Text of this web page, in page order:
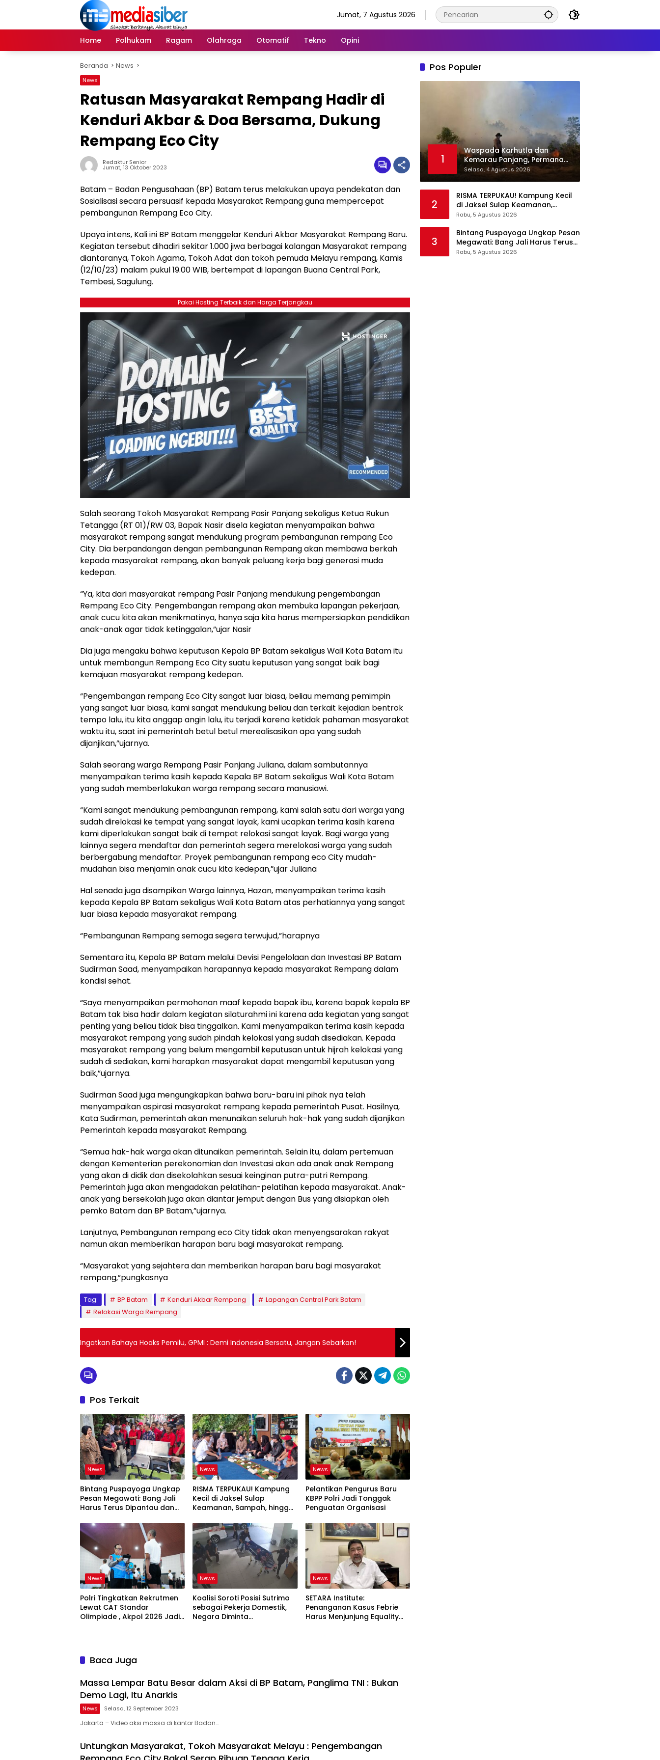
Jumat, 7 Agustus 2026
Home Polhukam Ragam Olahraga Otomatif Tekno Opini
Beranda News
News
Ratusan Masyarakat Rempang Hadir di
Kenduri Akbar & Doa Bersama, Dukung
Rempang Eco City
Redaktur Senior
Jumat, 13 Oktober 2023
Batam – Badan Pengusahaan (BP) Batam terus melakukan upaya pendekatan dan
Sosialisasi secara persuasif kepada Masyarakat Rempang guna mempercepat
pembangunan Rempang Eco City.
Upaya intens, Kali ini BP Batam menggelar Kenduri Akbar Masyarakat Rempang Baru.
Kegiatan tersebut dihadiri sekitar 1.000 jiwa berbagai kalangan Masyarakat rempang
diantaranya, Tokoh Agama, Tokoh Adat dan tokoh pemuda Melayu rempang, Kamis
(12/10/23) malam pukul 19.00 WIB, bertempat di lapangan Buana Central Park,
Tembesi, Sagulung.
Pakai Hosting Terbaik dan Harga Terjangkau
Salah seorang Tokoh Masyarakat Rempang Pasir Panjang sekaligus Ketua Rukun
Tetangga (RT 01)/RW 03, Bapak Nasir disela kegiatan menyampaikan bahwa
masyarakat rempang sangat mendukung program pembangunan rempang Eco
City. Dia berpandangan dengan pembangunan Rempang akan membawa berkah
kepada masyarakat rempang, akan banyak peluang kerja bagi generasi muda
kedepan.
“Ya, kita dari masyarakat rempang Pasir Panjang mendukung pengembangan
Rempang Eco City. Pengembangan rempang akan membuka lapangan pekerjaan,
anak cucu kita akan menikmatinya, hanya saja kita harus mempersiapkan pendidikan
anak-anak agar tidak ketinggalan,”ujar Nasir
Dia juga mengaku bahwa keputusan Kepala BP Batam sekaligus Wali Kota Batam itu
untuk membangun Rempang Eco City suatu keputusan yang sangat baik bagi
kemajuan masyarakat rempang kedepan.
“Pengembangan rempang Eco City sangat luar biasa, beliau memang pemimpin
yang sangat luar biasa, kami sangat mendukung beliau dan terkait kejadian bentrok
tempo lalu, itu kita anggap angin lalu, itu terjadi karena ketidak pahaman masyarakat
waktu itu, saat ini pemerintah betul betul merealisasikan apa yang sudah
dijanjikan,”ujarnya.
Salah seorang warga Rempang Pasir Panjang Juliana, dalam sambutannya
menyampaikan terima kasih kepada Kepala BP Batam sekaligus Wali Kota Batam
yang sudah memberlakukan warga rempang secara manusiawi.
“Kami sangat mendukung pembangunan rempang, kami salah satu dari warga yang
sudah direlokasi ke tempat yang sangat layak, kami ucapkan terima kasih karena
kami diperlakukan sangat baik di tempat relokasi sangat layak. Bagi warga yang
lainnya segera mendaftar dan pemerintah segera merelokasi warga yang sudah
berbergabung mendaftar. Proyek pembangunan rempang eco City mudah-
mudahan bisa menjamin anak cucu kita kedepan,”ujar Juliana
Hal senada juga disampikan Warga lainnya, Hazan, menyampaikan terima kasih
kepada Kepala BP Batam sekaligus Wali Kota Batam atas perhatiannya yang sangat
luar biasa kepada masyarakat rempang.
“Pembangunan Rempang semoga segera terwujud,”harapnya
Sementara itu, Kepala BP Batam melalui Devisi Pengelolaan dan Investasi BP Batam
Sudirman Saad, menyampaikan harapannya kepada masyarakat Rempang dalam
kondisi sehat.
“Saya menyampaikan permohonan maaf kepada bapak ibu, karena bapak kepala BP
Batam tak bisa hadir dalam kegiatan silaturahmi ini karena ada kegiatan yang sangat
penting yang beliau tidak bisa tinggalkan. Kami menyampaikan terima kasih kepada
masyarakat rempang yang sudah pindah kelokasi yang sudah disediakan. Kepada
masyarakat rempang yang belum mengambil keputusan untuk hijrah kelokasi yang
sudah di sediakan, kami harapkan masyarakat dapat mengambil keputusan yang
baik,”ujarnya.
Sudirman Saad juga mengungkapkan bahwa baru-baru ini pihak nya telah
menyampaikan aspirasi masyarakat rempang kepada pemerintah Pusat. Hasilnya,
Kata Sudirman, pemerintah akan menunaikan seluruh hak-hak yang sudah dijanjikan
Pemerintah kepada masyarakat Rempang.
“Semua hak-hak warga akan ditunaikan pemerintah. Selain itu, dalam pertemuan
dengan Kementerian perekonomian dan Investasi akan ada anak anak Rempang
yang akan di didik dan disekolahkan sesuai keinginan putra-putri Rempang.
Pemerintah juga akan mengadakan pelatihan-pelatihan kepada masyarakat. Anak-
anak yang bersekolah juga akan diantar jemput dengan Bus yang disiapkan oleh
pemko Batam dan BP Batam,”ujarnya.
Lanjutnya, Pembangunan rempang eco City tidak akan menyengsarakan rakyat
namun akan memberikan harapan baru bagi masyarakat rempang.
“Masyarakat yang sejahtera dan memberikan harapan baru bagi masyarakat
rempang,”pungkasnya
Tag: BP Batam Kenduri Akbar Rempang
Lapangan Central Park Batam
Relokasi Warga Rempang
Ingatkan Bahaya Hoaks Pemilu, GPMI : Demi Indonesia Bersatu, Jangan Sebarkan!
Pos Terkait
News
Bintang Puspayoga Ungkap
Pesan Megawati: Bang Jali
Harus Terus Dipantau dan
News
RISMA TERPUKAU! Kampung
Kecil di Jaksel Sulap
Keamanan, Sampah, hingga
Sistem
News
Pelantikan Pengurus Baru
KBPP Polri Jadi Tonggak
Penguatan Organisasi
News
Polri Tingkatkan Rekrutmen
Lewat CAT Standar
Olimpiade , Akpol 2026 Jadi
News
Koalisi Soroti Posisi Sutrimo
sebagai Pekerja Domestik,
Negara Diminta
News
SETARA Institute:
Penanganan Kasus Febrie
Harus Menjunjung Equality
Baca Juga
Massa Lempar Batu Besar dalam Aksi di BP Batam, Panglima TNI : Bukan
Demo Lagi, Itu Anarkis
News Selasa, 12 September 2023
Jakarta – Video aksi massa di kantor Badan…
Untungkan Masyarakat, Tokoh Masyarakat Melayu : Pengembangan
Pos Populer
1
Waspada Karhutla dan
Kemarau Panjang, Permana
Irmansyah Tekankan Mitigasi
Berbasis Komunitas
Selasa, 4 Agustus 2026
2
RISMA TERPUKAU! Kampung Kecil
di Jaksel Sulap Keamanan,
Sampah, hingga Ketahanan
Rabu, 5 Agustus 2026
3
Bintang Puspayoga Ungkap Pesan
Megawati: Bang Jali Harus Terus
Dipantau dan Dikembangkan
Rabu, 5 Agustus 2026